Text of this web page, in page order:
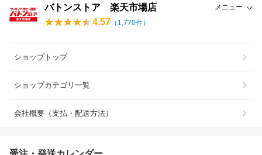
バトンストア 楽天市場店 メニュー
4.57 （ 1,770件）
ショップトップ
ショップカテゴリ一覧
会社概要（支払・配送方法）